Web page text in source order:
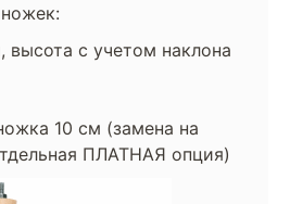
высота с учетом наклона
10 см (замена на
ПЛАТНАЯ опция)